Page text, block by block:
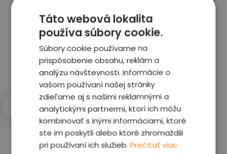
Celé auto z exteriéru aj interiéru nafotíme
vrátane závad a poškodení
Zobraziť report
Prečo sme najlepšia
voľba
Táto webová lokalita
používa súbory cookie.
Súbory cookie používame na
prispôsobenie obsahu, reklám a
analýzu návštevnosti. Informácie o
vašom používaní našej stránky
zdieľame aj s našimi reklamnými a
analytickými partnermi, ktorí ich môžu
kombinovať s inými informáciami, ktoré
ste im poskytli alebo ktoré zhromaždili
pri používaní ich služieb.Prečítať viac